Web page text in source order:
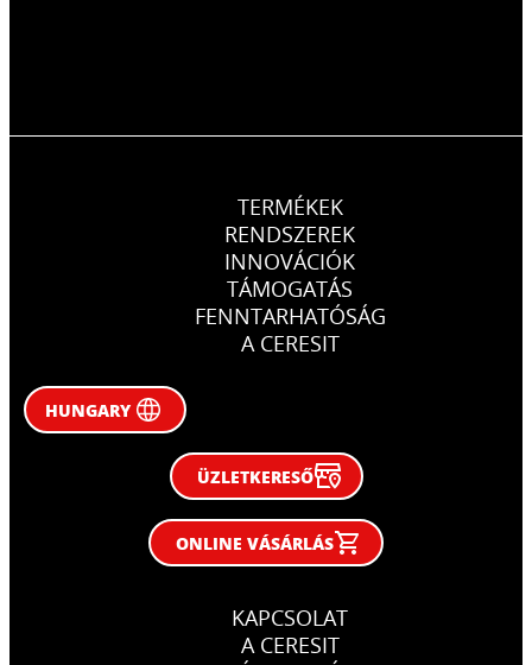
TERMÉKEK
RENDSZEREK
INNOVÁCIÓK
TÁMOGATÁS
FENNTARHATÓSÁG
A CERESIT
HUNGARY
ÜZLETKERESŐ
ONLINE VÁSÁRLÁS
KAPCSOLAT
A CERESIT